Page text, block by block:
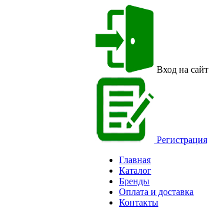
Вход на сайт
Регистрация
Главная
Каталог
Бренды
Оплата и доставка
Контакты